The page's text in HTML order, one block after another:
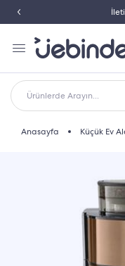
Ürünlerde Arayın...
Anasayfa Küçük Ev